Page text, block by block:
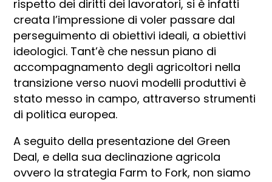
rispetto dei diritti dei lavoratori, si è infatti
creata l’impressione di voler passare dal
perseguimento di obiettivi ideali, a obiettivi
ideologici. Tant’è che nessun piano di
accompagnamento degli agricoltori nella
transizione verso nuovi modelli produttivi è
stato messo in campo, attraverso strumenti
di politica europea.
A seguito della presentazione del Green
Deal, e della sua declinazione agricola
ovvero la strategia Farm to Fork, non siamo